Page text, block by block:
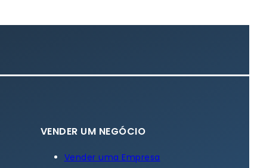
VENDER UM NEGÓCIO
Vender uma Empresa